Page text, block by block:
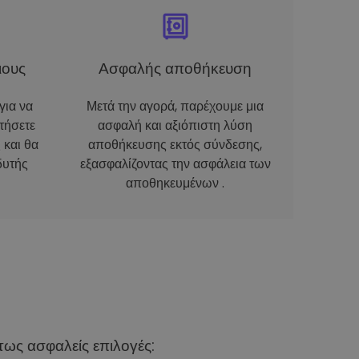
να
θα
Ασφαλής αποθήκευση
Μετά την αγορά, παρέχουμε μια
ασφαλή και αξιόπιστη λύση
αποθήκευσης εκτός σύνδεσης,
εξασφαλίζοντας την ασφάλεια των
αποθηκευμένων .
ασφαλείς επιλογές: